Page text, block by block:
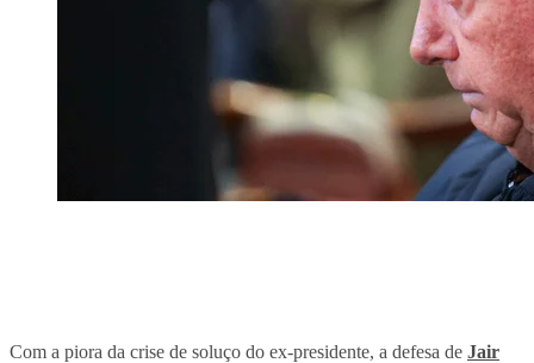
Com a piora da crise de soluço do ex-presidente, a defesa de Jair